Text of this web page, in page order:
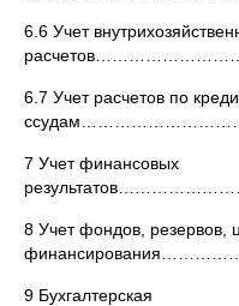
6.6 Учет
6.7 Учет расчетов по
7 Учет финансовых
8 Учет фондов, резервов,
9 Бухгалтерская